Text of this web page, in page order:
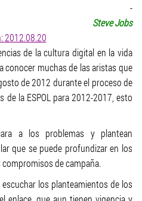
-
Steve Jobs
2012.08.20
de la cultura digital en la vida
conocer muchas de las aristas que
de 2012 durante el proceso de
de la ESPOL para 2012-2017, esto
a los problemas y plantean
que se puede profundizar en los
de campaña.
los planteamientos de los